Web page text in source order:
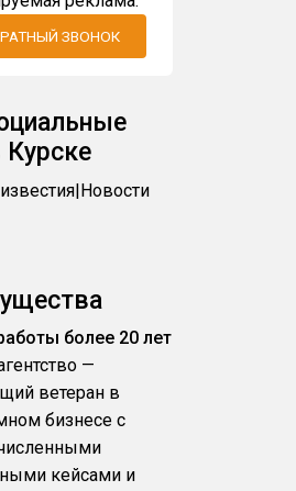
ЗВОНОК
Курске
более 20 лет
—
ветеран в
бизнесе с
кейсами и